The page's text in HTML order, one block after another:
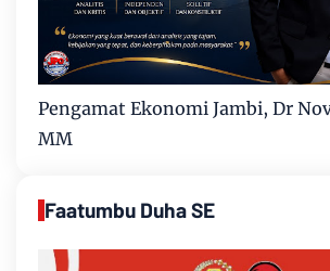
Pengamat Ekonomi Jambi, Dr
MM
Faatumbu Duha SE